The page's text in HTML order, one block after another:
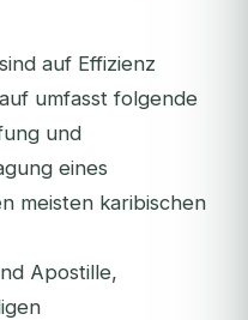
auf Effizienz
umfasst folgende
und
eines
meisten karibischen
Apostille,